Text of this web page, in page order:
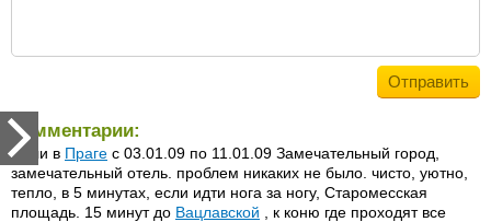
Комментарии:
были в Праге с 03.01.09 по 11.01.09 Замечательный город,
замечательный отель. проблем никаких не было. чисто, уютно,
тепло, в 5 минутах, если идти нога за ногу, Старомесская
площадь. 15 минут до Вацлавской , к коню где проходят все